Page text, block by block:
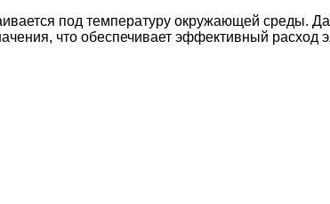
под температуру окружающей среды.
что обеспечивает эффективный расход